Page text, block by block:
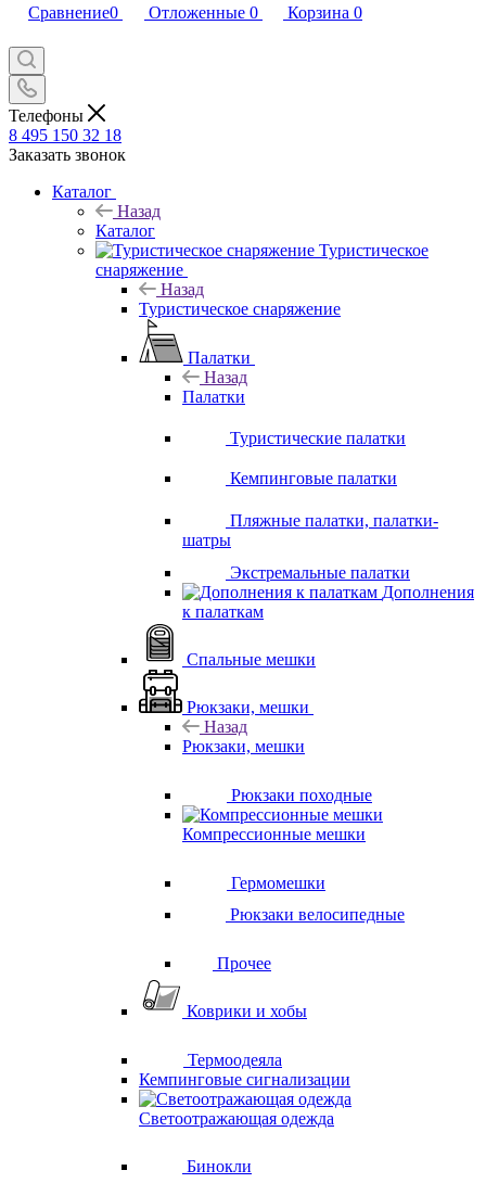
Сравнение0 Отложенные 0 Корзина 0
Телефоны
8 495 150 32 18
Заказать звонок
Каталог
Назад
Каталог
Туристическое
снаряжение
Назад
Туристическое снаряжение
Палатки
Назад
Палатки
Туристические палатки
Кемпинговые палатки
Пляжные палатки, палатки-
шатры
Экстремальные палатки
Дополнения
к палаткам
Спальные мешки
Рюкзаки, мешки
Назад
Рюкзаки, мешки
Рюкзаки походные
Компрессионные мешки
Гермомешки
Рюкзаки велосипедные
Прочее
Коврики и хобы
Термоодеяла
Кемпинговые сигнализации
Светоотражающая одежда
Бинокли